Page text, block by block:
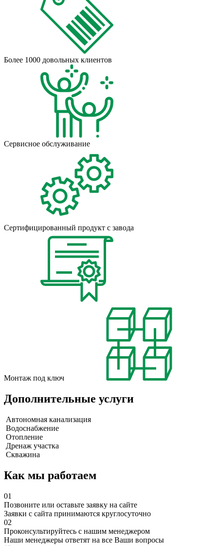
Более 1000 довольных клиентов
Сервисное обслуживание
Сертифицированный продукт с завода
Монтаж под ключ
Дополнительные услуги
Автономная канализация
Водоснабжение
Отопление
Дренаж участка
Скважина
Как мы работаем
01
Позвоните или оставьте заявку на сайте
Заявки с сайта принимаются круглосуточно
02
Проконсультируйтесь с нашим менеджером
Наши менеджеры ответят на все Ваши вопросы